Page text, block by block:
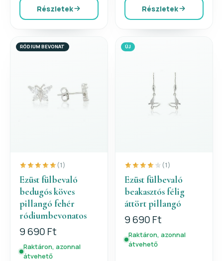
Részletek Részletek
RÓDIUM BEVONAT
(1)
Ezüst fülbevaló
bedugós köves
pillangó fehér
ródiumbevonatos
9 690 Ft
Raktáron, azonnal
átvehető
ÚJ
(1)
Ezüst fülbevaló
beakasztós félig
áttört pillangó
9 690 Ft
Raktáron, azonnal
átvehető